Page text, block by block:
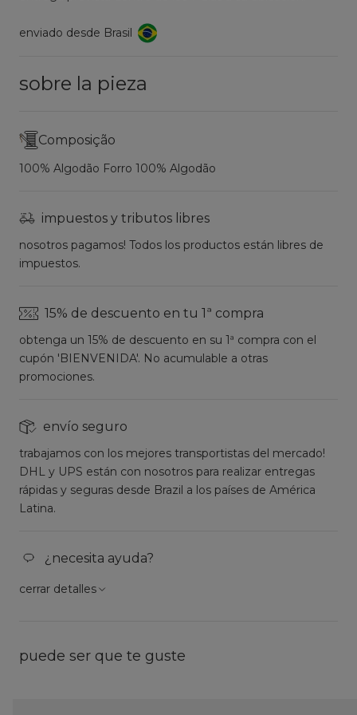
enviado desde Brasil
sobre la pieza
Composição
100% Algodão Forro 100% Algodão
impuestos y tributos libres
nosotros pagamos! Todos los productos están libres de
impuestos.
15% de descuento en tu 1ª compra
obtenga un 15% de descuento en su 1ª compra con el
cupón 'BIENVENIDA'. No acumulable a otras
promociones.
envío seguro
trabajamos con los mejores transportistas del mercado!
DHL y UPS están con nosotros para realizar entregas
rápidas y seguras desde Brazil a los países de América
Latina.
¿necesita ayuda?
cerrar detalles
puede ser que te guste